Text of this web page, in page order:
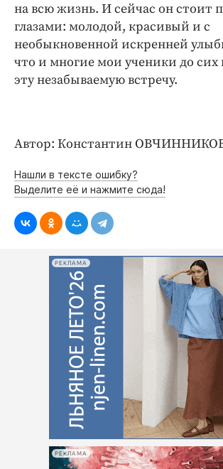
на всю жизнь. И сейчас он стоит
глазами: молодой, красивый и с
необыкновенной искренней
что и многие мои ученики до
эту незабываемую встречу.
Автор: Константин
Нашли в тексте ошибку?
Выделите её и нажмите сюда!
РЕКЛАМА
РЕКЛАМА